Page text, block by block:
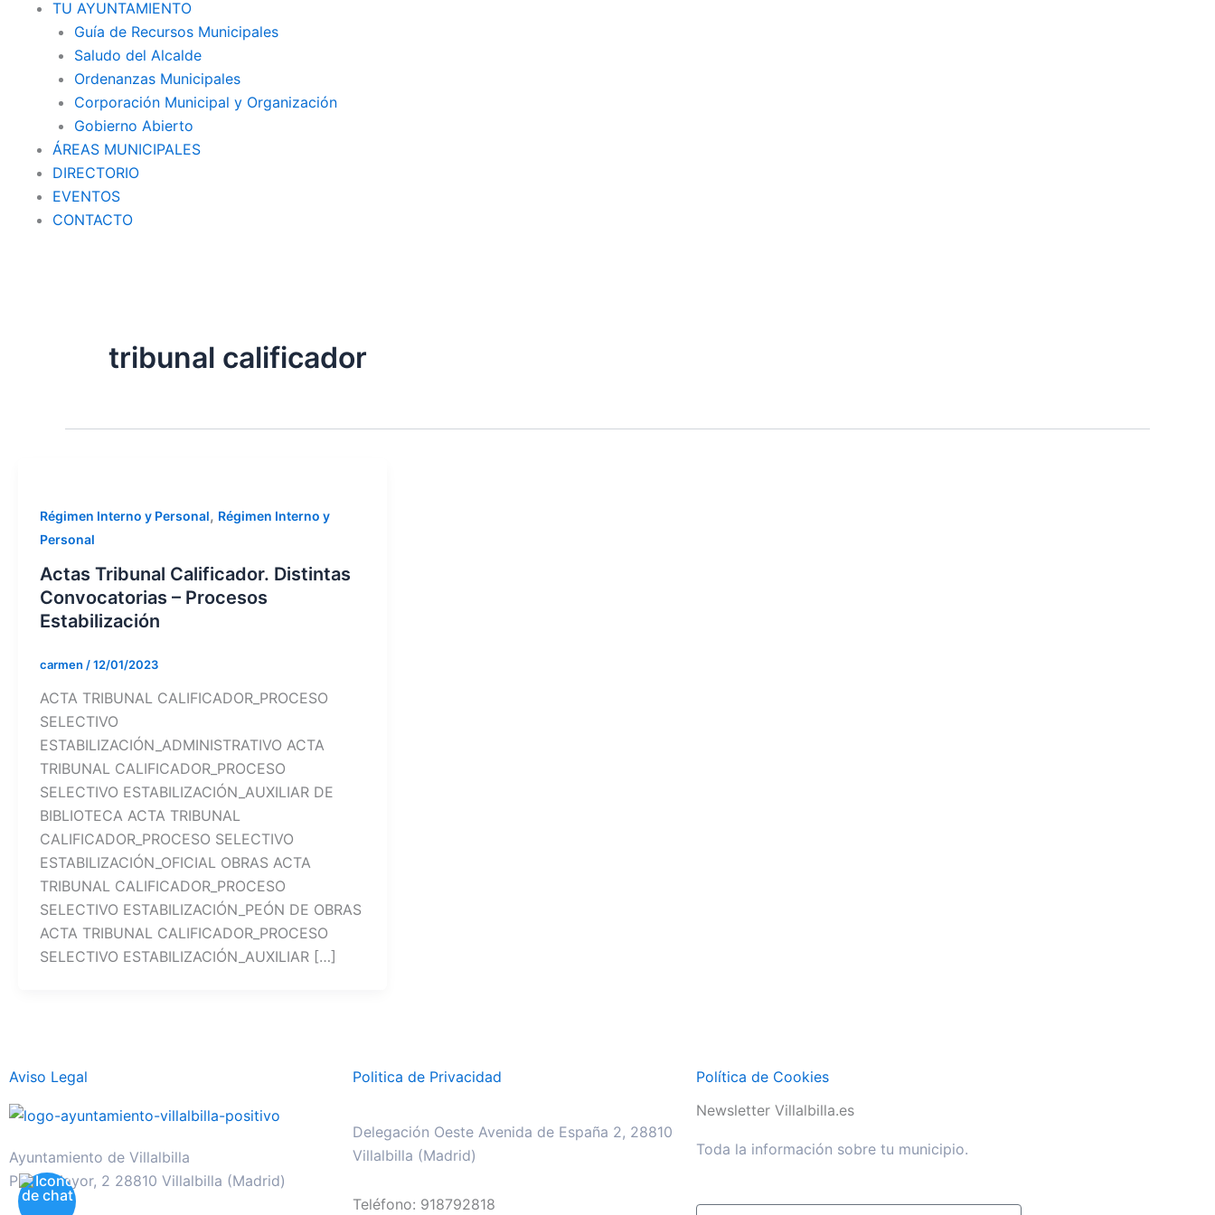
TU AYUNTAMIENTO
Guía de Recursos Municipales
Saludo del Alcalde
Ordenanzas Municipales
Corporación Municipal y Organización
Gobierno Abierto
ÁREAS MUNICIPALES
DIRECTORIO
EVENTOS
CONTACTO
tribunal calificador
Régimen Interno y Personal, Régimen Interno y
Personal
Actas Tribunal Calificador. Distintas
Convocatorias – Procesos
Estabilización
carmen /12/01/2023
ACTA TRIBUNAL CALIFICADOR_PROCESO
SELECTIVO
ESTABILIZACIÓN_ADMINISTRATIVO ACTA
TRIBUNAL CALIFICADOR_PROCESO
SELECTIVO ESTABILIZACIÓN_AUXILIAR DE
BIBLIOTECA ACTA TRIBUNAL
CALIFICADOR_PROCESO SELECTIVO
ESTABILIZACIÓN_OFICIAL OBRAS ACTA
TRIBUNAL CALIFICADOR_PROCESO
SELECTIVO ESTABILIZACIÓN_PEÓN DE OBRAS
ACTA TRIBUNAL CALIFICADOR_PROCESO
SELECTIVO ESTABILIZACIÓN_AUXILIAR […]
Aviso Legal Politica de Privacidad Política de Cookies
Ayuntamiento de Villalbilla
Plaza Mayor, 2 28810 Villalbilla (Madrid)
Delegación Oeste Avenida de España 2, 28810
Villalbilla (Madrid)
Teléfono: 918792818
Newsletter Villalbilla.es
Toda la información sobre tu municipio.